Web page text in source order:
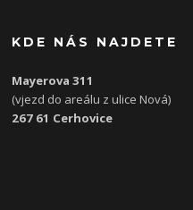
KDE NÁS NAJDETE
Mayerova 311
(vjezd do areálu z ulice Nová)
267 61 Cerhovice